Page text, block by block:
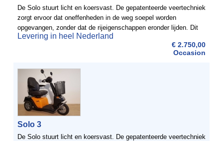
De Solo stuurt licht en koersvast. De gepatenteerde veertechniek
zorgt ervoor dat oneffenheden in de weg soepel worden
opgevangen, zonder dat de rijeigenschappen eronder lijden. Dit
maakt de Solo uitermate geschikt voor lange afstanden en ...
Levering in heel Nederland
€ 2.750,00
Occasion
Solo 3
De Solo stuurt licht en koersvast. De gepatenteerde veertechniek